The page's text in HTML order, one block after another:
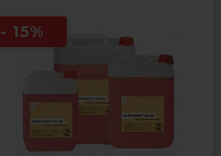
- 15%